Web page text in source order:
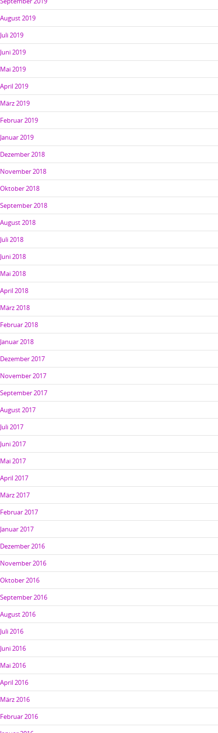
August 2019
Juli 2019
Juni 2019
Mai 2019
April 2019
März 2019
Februar 2019
Januar 2019
Dezember 2018
November 2018
Oktober 2018
September 2018
August 2018
Juli 2018
Juni 2018
Mai 2018
April 2018
März 2018
Februar 2018
Januar 2018
Dezember 2017
November 2017
September 2017
August 2017
Juli 2017
Juni 2017
Mai 2017
April 2017
März 2017
Februar 2017
Januar 2017
Dezember 2016
November 2016
Oktober 2016
September 2016
August 2016
Juli 2016
Juni 2016
Mai 2016
April 2016
März 2016
Februar 2016